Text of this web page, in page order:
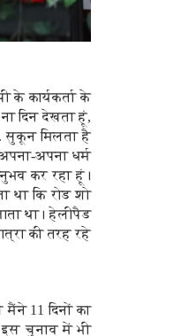
के कार्यकर्ता के
दिन देखता हूं,
सुकून मिलता है
अपना धर्म
कर रहा हूं।
था कि रोड शो
था। हेलीपैड
की तरह रहे
11 दिनों का
इस चुनाव में भी